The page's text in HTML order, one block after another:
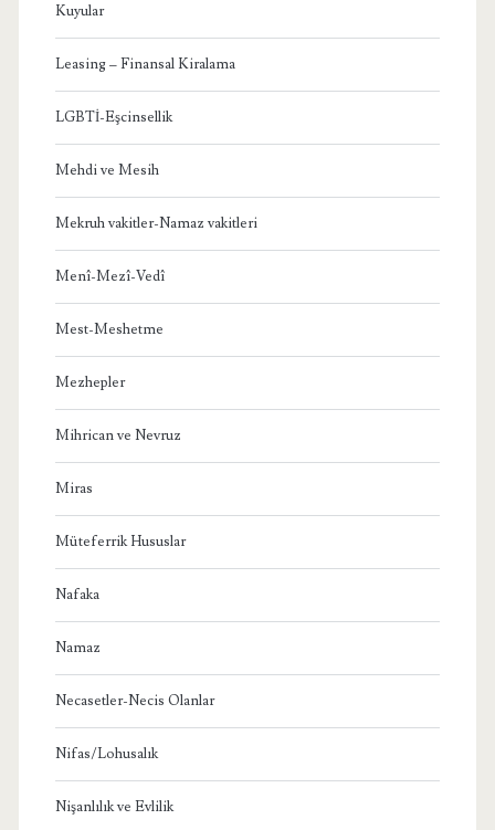
Kuyular
Leasing – Finansal Kiralama
LGBTİ-Eşcinsellik
Mehdi ve Mesih
Mekruh vakitler-Namaz vakitleri
Menî-Mezî-Vedî
Mest-Meshetme
Mezhepler
Mihrican ve Nevruz
Miras
Müteferrik Hususlar
Nafaka
Namaz
Necasetler-Necis Olanlar
Nifas/Lohusalık
Nişanlılık ve Evlilik